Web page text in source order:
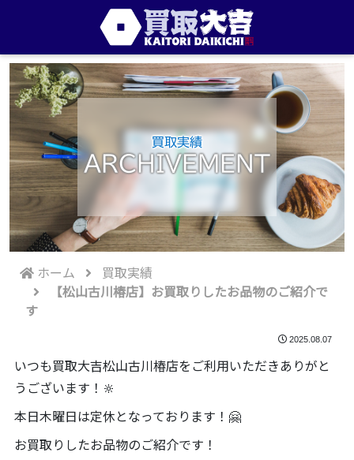
買取実績
ARCHIVEMENT
ホーム
買取実績
【松山古川椿店】お買取りしたお品物のご紹介で
す
2025.08.07
いつも買取大吉松山古川椿店をご利用いただきありがと
うございます！🔆
本日木曜日は定休となっております！🤗
お買取りしたお品物のご紹介です！